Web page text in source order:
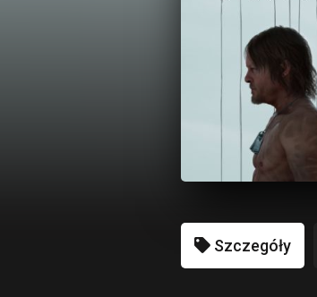
Szczegóły